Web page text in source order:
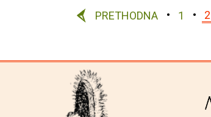
PRETHODNA 1 2